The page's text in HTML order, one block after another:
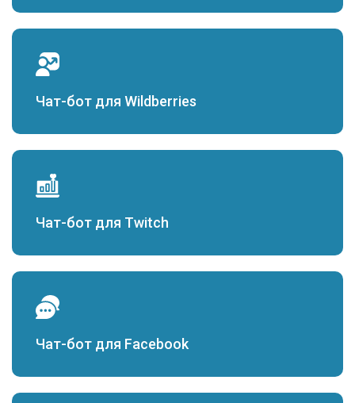
Чат-бот для Wildberries
Чат-бот для Twitch
Чат-бот для Facebook